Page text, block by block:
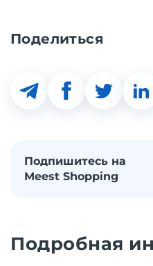
Поделиться
Подпишитесь на
Meest Shopping
Подробная